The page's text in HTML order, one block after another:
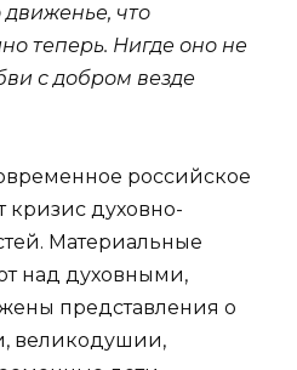
что
теперь. Нигде оно не
с добром везде
российское
кризис духовно-
Материальные
над духовными,
представления о
великодушии,